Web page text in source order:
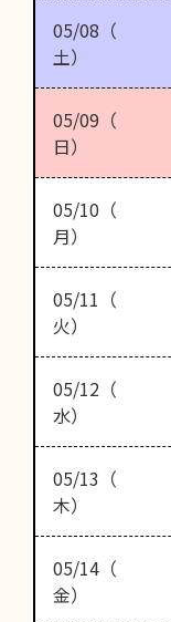
05/08（
土）
05/09（
日）
05/10（
月）
05/11（
火）
05/12（
水）
05/13（
木）
05/14（
金）